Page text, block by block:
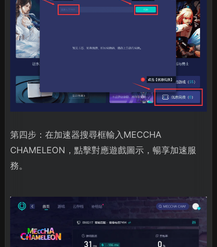
第四步：在加速器搜尋框輸入MECCHA
CHAMELEON，點擊對應遊戲圖示，暢享加速服
務。